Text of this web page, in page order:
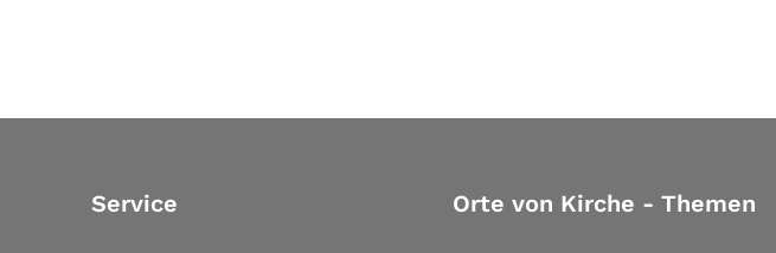
Service Orte von Kirche - Themen